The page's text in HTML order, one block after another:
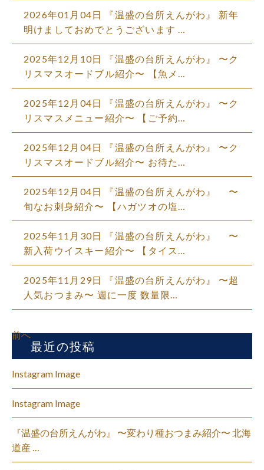
2026年01月04日 『温盛の台所えんがわ』 新年
明けましておめでとうございます …
2025年12月10日 『温盛の台所えんがわ』 〜ク
リスマスオードブル紹介〜 【魚メ…
2025年12月04日 『温盛の台所えんがわ』 〜ク
リスマスメニュー紹介〜 【ご予約…
2025年12月04日 『温盛の台所えんがわ』 〜ク
リスマスオードブル紹介〜 お待た…
2025年12月04日 『温盛の台所えんがわ』 〜
旬なお刺身紹介〜 【ハガツオの塩…
2025年11月30日 『温盛の台所えんがわ』 〜
新入荷ウイスキー紹介〜 【タイス…
2025年11月29日 『温盛の台所えんがわ』 〜超
人気おつまみ〜 週に一度 数量限…
前へ
最近の投稿
Instagram Image
Instagram Image
『温盛の台所えんがわ』 〜変わり種おつまみ紹介〜 北海
道産 …